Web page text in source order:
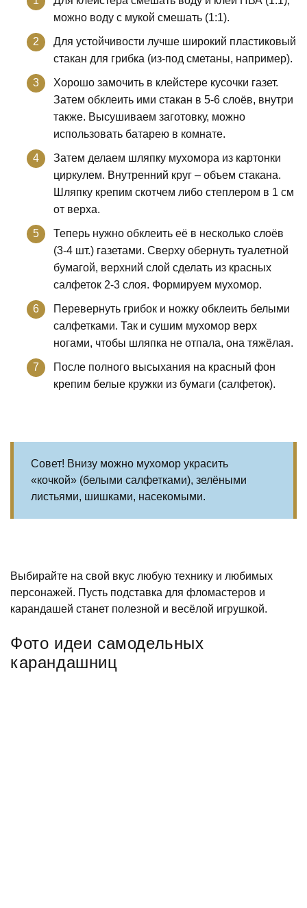
можно воду с мукой смешать (1:1).
Для устойчивости лучше широкий пластиковый
стакан для грибка (из-под сметаны, например).
Хорошо замочить в клейстере кусочки газет.
Затем обклеить ими стакан в 5-6 слоёв, внутри
также. Высушиваем заготовку, можно
использовать батарею в комнате.
Затем делаем шляпку мухомора из картонки
циркулем. Внутренний круг – объем стакана.
Шляпку крепим скотчем либо степлером в 1 см
от верха.
Теперь нужно обклеить её в несколько слоёв
(3-4 шт.) газетами. Сверху обернуть туалетной
бумагой, верхний слой сделать из красных
салфеток 2-3 слоя. Формируем мухомор.
Перевернуть грибок и ножку обклеить белыми
салфетками. Так и сушим мухомор верх
ногами, чтобы шляпка не отпала, она тяжёлая.
После полного высыхания на красный фон
крепим белые кружки из бумаги (салфеток).
Совет! Внизу можно мухомор украсить
«кочкой» (белыми салфетками), зелёными
листьями, шишками, насекомыми.
Выбирайте на свой вкус любую технику и любимых
персонажей. Пусть подставка для фломастеров и
карандашей станет полезной и весёлой игрушкой.
Фото идеи самодельных
карандашниц